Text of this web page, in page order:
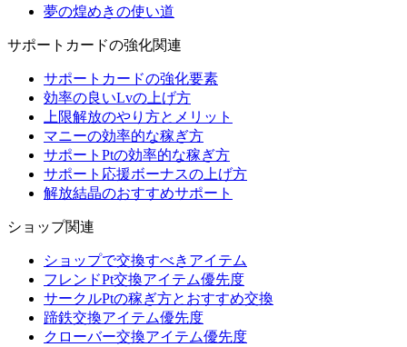
夢の煌めきの使い道
サポートカードの強化関連
サポートカードの強化要素
効率の良いLvの上げ方
上限解放のやり方とメリット
マニーの効率的な稼ぎ方
サポートPtの効率的な稼ぎ方
サポート応援ボーナスの上げ方
解放結晶のおすすめサポート
ショップ関連
ショップで交換すべきアイテム
フレンドPt交換アイテム優先度
サークルPtの稼ぎ方とおすすめ交換
蹄鉄交換アイテム優先度
クローバー交換アイテム優先度